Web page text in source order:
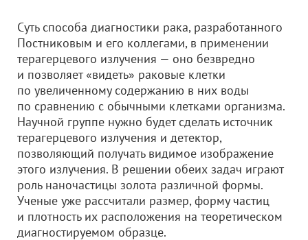
Суть способа диагностики рака, разработанного
Постниковым и его коллегами, в применении
терагерцевого излучения — оно безвредно
и позволяет «видеть» раковые клетки
по увеличенному содержанию в них воды
по сравнению с обычными клетками организма.
Научной группе нужно будет сделать источник
терагерцевого излучения и детектор,
позволяющий получать видимое изображение
этого излучения. В решении обеих задач играют
роль наночастицы золота различной формы.
Ученые уже рассчитали размер, форму частиц
и плотность их расположения на теоретическом
диагностируемом образце.